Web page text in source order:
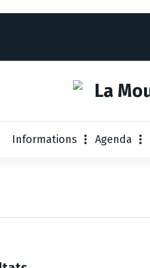
Informations Agenda